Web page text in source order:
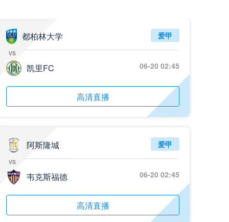
都柏林大学
vs
凯里FC
爱甲
06-20 02:45
高清直播
阿斯隆城
vs
韦克斯福德
爱甲
06-20 02:45
高清直播